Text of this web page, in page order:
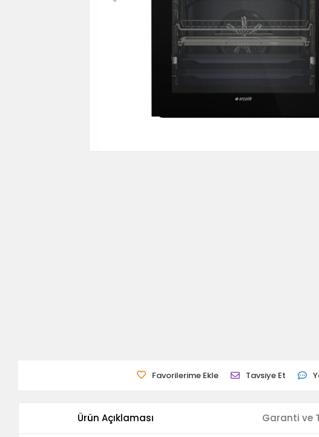
Favorilerime Ekle Tavsiye Et
Ürün Açıklaması Garanti ve